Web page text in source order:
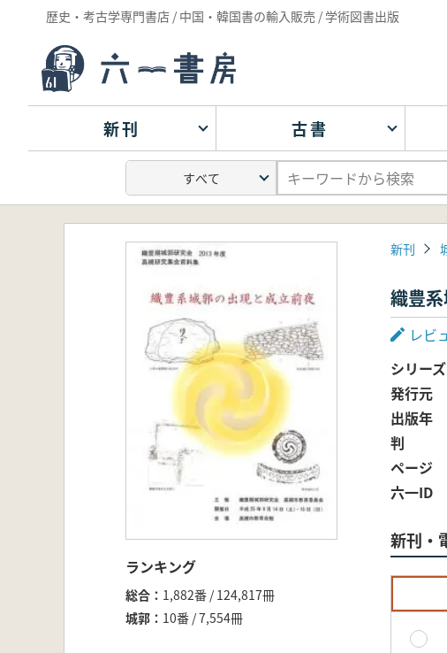
歴史・考古学専門書店 / 中国・韓国書の輸入販売 / 学術図書出版
新刊 古書
ランキング
総合
1,882番 / 124,817冊
城郭
10番 / 7,554冊
新刊
織豊
レビ
シリーズ
発行元
出版年
判
ページ
六一ID
新刊・